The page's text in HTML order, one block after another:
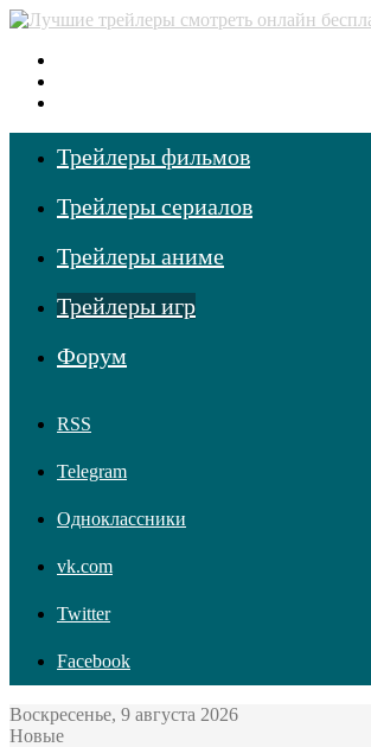
Трейлеры фильмов
Трейлеры сериалов
Трейлеры аниме
Трейлеры игр
Форум
RSS
Telegram
Одноклассники
vk.com
Twitter
Facebook
Воскресенье, 9 августа 2026
Новые